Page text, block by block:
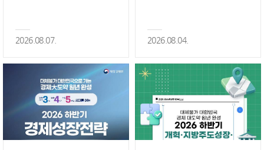
2026.08.07. 2026.08.04.